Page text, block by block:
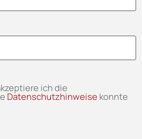
ich die
Datenschutzhinweise konnte